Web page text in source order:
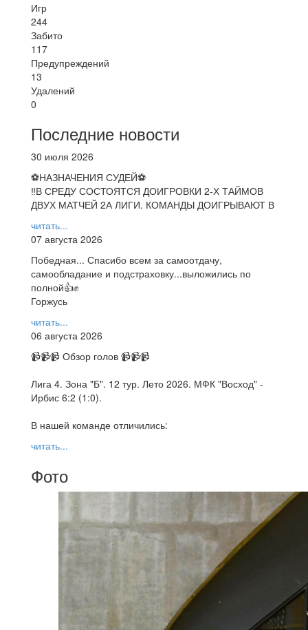
Игр
244
Забито
117
Предупреждений
13
Удалений
0
Последние новости
30 июля 2026
⚽НАЗНАЧЕНИЯ СУДЕЙ⚽
‼В СРЕДУ СОСТОЯТСЯ ДОИГРОВКИ 2-Х ТАЙМОВ
ДВУХ МАТЧЕЙ 2А ЛИГИ. КОМАНДЫ ДОИГРЫВАЮТ В
читать...
07 августа 2026
Победная... Спасибо всем за самоотдачу,
самообладание и подстраховку...выложились по
полной👍✊
Горжусь
читать...
06 августа 2026
📹📹📹 Обзор голов 📹📹📹
Лига 4. Зона "Б". 12 тур. Лето 2026. МФК "Восход" -
Ирбис 6:2 (1:0).
В нашей команде отличились:
читать...
Фото